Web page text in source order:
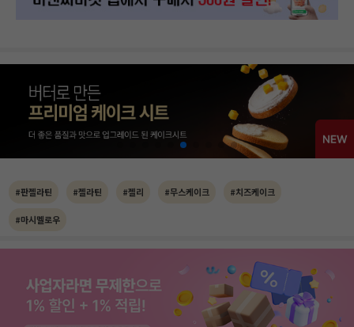
#판젤라틴 #젤라틴 #젤리 #무스케이크 #치즈케이크
#마시멜로우